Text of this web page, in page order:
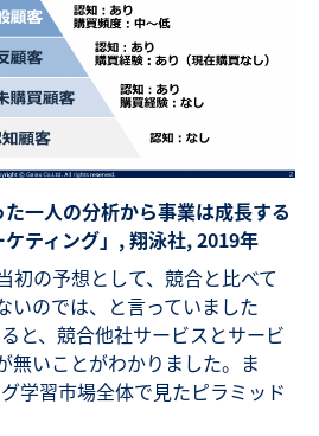
一人の分析から事業は成長する
ティング」, 翔泳社, 2019年
初の予想として、競合と比べて
いのでは、と言っていました
と、競合他社サービスとサービ
無いことがわかりました。ま
学習市場全体で見たピラミッド